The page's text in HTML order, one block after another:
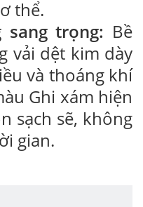
thể.
trọng: Bề
vải dệt kim dày
và thoáng khí
Ghi xám hiện
sạch sẽ, không
gian.